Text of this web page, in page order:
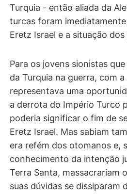
Turquia - então aliada da
turcas foram
Eretz Israel e a situação
Para os jovens sionistas
da Turquia na guerra, com a
representava uma
a derrota do Império Turco
poderia significar o fim de
Eretz Israel. Mas sabiam
era refém dos otomanos e,
conhecimento da intenção
Terra Santa, massacrariam
suas dúvidas se dissiparam